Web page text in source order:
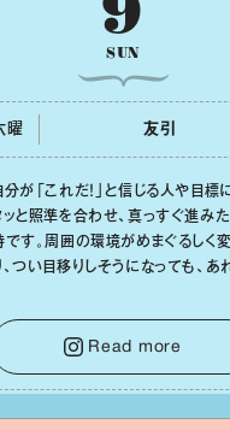
SUN
曜 友引
分が「これだ！」と信じる⼈や⽬標
ッと照準を合わせ、真っすぐ進み
です。周囲の環境がめまぐるしく
、つい⽬移りしそうになっても、あ
そっと⼿放し、⽬の前のことに集中
ょう。そのブレない決意が、あなた
て有意義で安定した成果を引き寄
。
Read more